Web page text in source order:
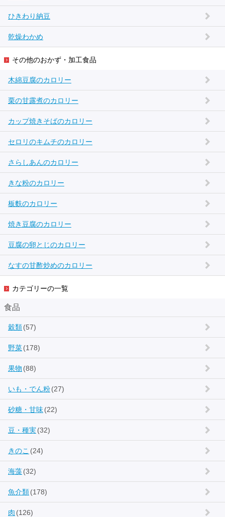
ひきわり納豆
乾燥わかめ
その他のおかず・加工食品
木綿豆腐のカロリー
栗の甘露煮のカロリー
カップ焼きそばのカロリー
セロリのキムチのカロリー
さらしあんのカロリー
きな粉のカロリー
板麩のカロリー
焼き豆腐のカロリー
豆腐の卵とじのカロリー
なすの甘酢炒めのカロリー
カテゴリーの一覧
食品
穀類(57)
野菜(178)
果物 (88)
いも・でん粉(27)
砂糖・甘味(22)
豆・種実(32)
きのこ (24)
海藻(32)
魚介類(178)
肉 (126)